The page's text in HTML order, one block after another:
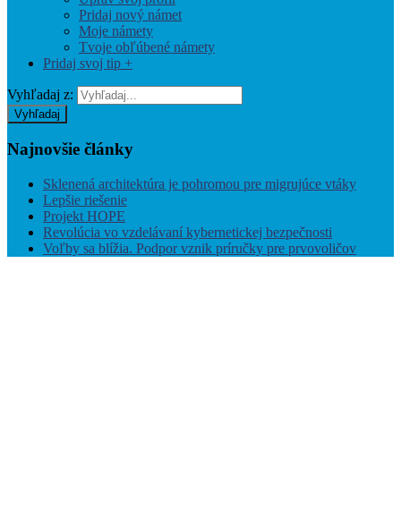
Pridaj nový námet
Moje námety
Tvoje obľúbené námety
Pridaj svoj tip +
Vyhľadaj z:
Vyhľadaj
Najnovšie články
Sklenená architektúra je pohromou pre migrujúce vtáky
Lepšie riešenie
Projekt HOPE
Revolúcia vo vzdelávaní kybernetickej bezpečnosti
Voľby sa blížia. Podpor vznik príručky pre prvovoličov